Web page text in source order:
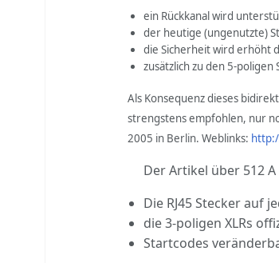
ein Rückkanal wird
der heutige (ungenutzte)
die Sicherheit wird erhöht
zusätzlich zu den 5-
Als Konsequenz dieses
strengstens empfohlen, nur
2005 in Berlin. Weblinks:
Der Artikel über 512
Die RJ45 Stecker auf
die 3-poligen XLRs
Startcodes